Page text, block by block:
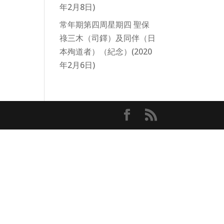
年2月8日)
常年期第四周星期四 聖保
祿三木（司鐸）及同伴（日
本殉道者）（紀念）(2020
年2月6日)